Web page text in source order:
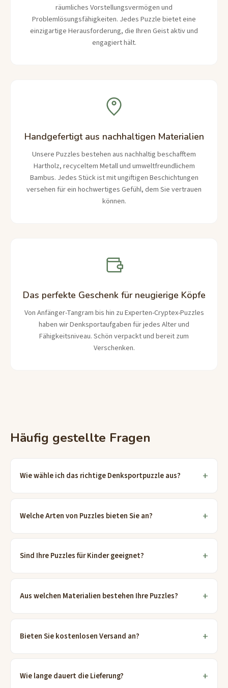
räumliches Vorstellungsvermögen und
Problemlösungsfähigkeiten. Jedes Puzzle bietet eine
einzigartige Herausforderung, die Ihren Geist aktiv und
engagiert hält.
Handgefertigt aus nachhaltigen Materialien
Unsere Puzzles bestehen aus nachhaltig beschafftem
Hartholz, recyceltem Metall und umweltfreundlichem
Bambus. Jedes Stück ist mit ungiftigen Beschichtungen
versehen für ein hochwertiges Gefühl, dem Sie vertrauen
können.
Das perfekte Geschenk für neugierige Köpfe
Von Anfänger-Tangram bis hin zu Experten-Cryptex-Puzzles
haben wir Denksportaufgaben für jedes Alter und
Fähigkeitsniveau. Schön verpackt und bereit zum
Verschenken.
Häufig gestellte Fragen
Wie wähle ich das richtige Denksportpuzzle aus?
Welche Arten von Puzzles bieten Sie an?
Sind Ihre Puzzles für Kinder geeignet?
Aus welchen Materialien bestehen Ihre Puzzles?
Bieten Sie kostenlosen Versand an?
Wie lange dauert die Lieferung?